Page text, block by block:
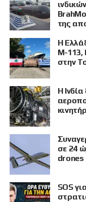
της
Η
M-113,
στην
Η
σε 24
drones
SOS